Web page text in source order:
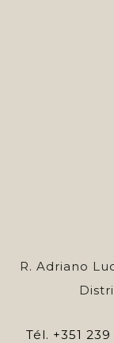
R. Adriano
Tél. +351